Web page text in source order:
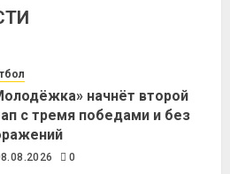
начнёт второй
с тремя победами и без
0